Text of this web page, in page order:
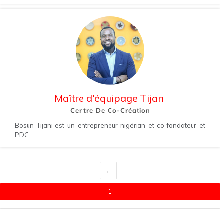
Maître d'équipage Tijani
Centre De Co-Création
Bosun Tijani est un entrepreneur nigérian et co-fondateur et
PDG...
←
1